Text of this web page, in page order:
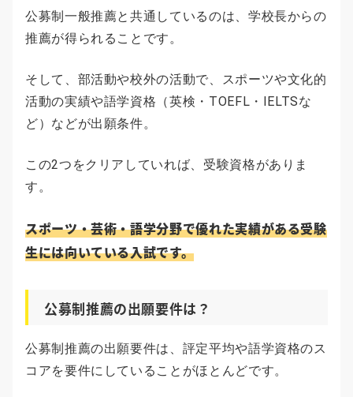
公募制一般推薦と共通しているのは、学校長からの
推薦が得られることです。
そして、部活動や校外の活動で、スポーツや文化的
活動の実績や語学資格（英検・TOEFL・IELTSな
ど）などが出願条件。
この2つをクリアしていれば、受験資格がありま
す。
スポーツ・芸術・語学分野で優れた実績がある受験
生には向いている入試です。
公募制推薦の出願要件は？
公募制推薦の出願要件は、評定平均や語学資格のス
コアを要件にしていることがほとんどです。